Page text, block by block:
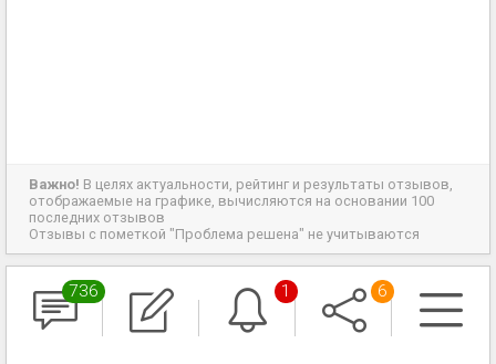
Важно! В целях актуальности, рейтинг и результаты отзывов,
отображаемые на графике, вычисляются на основании 100
последних отзывов
Отзывы с пометкой "Проблема решена" не учитываются
736 1 6